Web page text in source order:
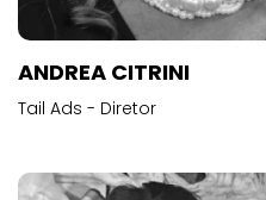
ANDREA CITRINI
Tail Ads - Diretor